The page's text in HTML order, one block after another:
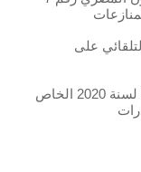
على
نصوص ومواد القانون المصري رقم 19 لسنة 2020 الخاص